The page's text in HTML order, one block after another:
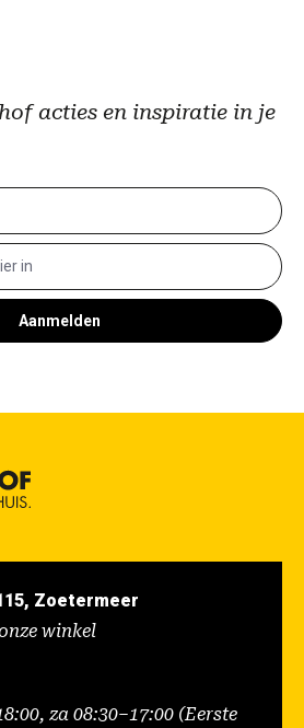
acties en inspiratie in je
Aanmelden
Zoetermeer
winkel
za 08:30–17:00 (Eerste